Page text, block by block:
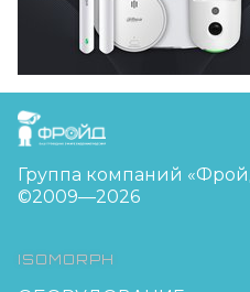
FreudGroup
Группа компаний
©2009—2026
ISOMORPH